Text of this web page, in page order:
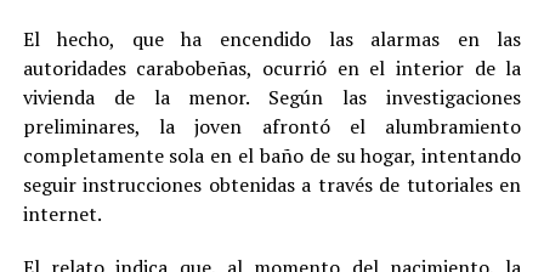
El hecho, que ha encendido las alarmas en las
autoridades carabobeñas, ocurrió en el interior de la
vivienda de la menor. Según las investigaciones
preliminares, la joven afrontó el alumbramiento
completamente sola en el baño de su hogar, intentando
seguir instrucciones obtenidas a través de tutoriales en
internet.